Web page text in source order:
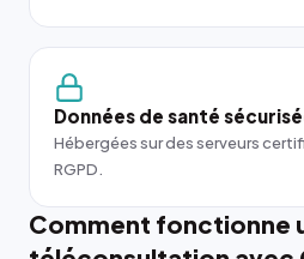
Données de santé
Hébergées sur des serveurs
RGPD.
Comment fonctionne